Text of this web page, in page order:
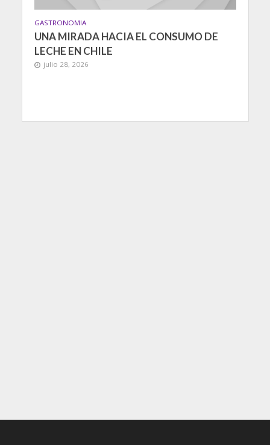
GASTRONOMIA
UNA MIRADA HACIA EL CONSUMO DE
LECHE EN CHILE
julio 28, 2026